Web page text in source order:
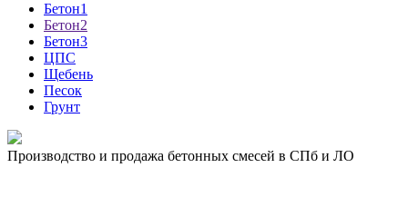
Бетон1
Бетон2
Бетон3
ЦПС
Щебень
Песок
Грунт
Производство и продажа бетонных смесей в СПб и ЛО